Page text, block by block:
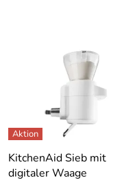
KitchenAid Sieb mit
digitaler Waage